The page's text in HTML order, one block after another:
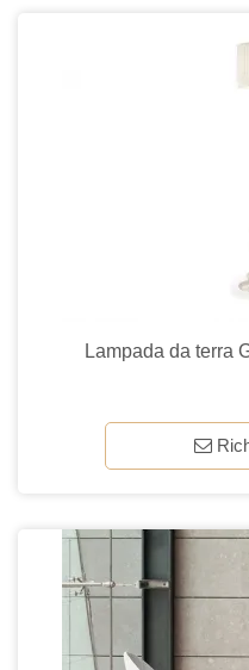
Lampada da terra